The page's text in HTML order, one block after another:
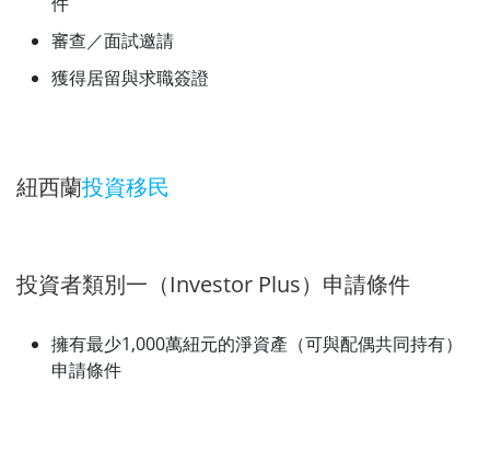
審查／面試邀請
獲得居留與求職簽證
紐西蘭投資移民
投資者類別一（Investor Plus）申請條件
擁有最少1,000萬紐元的淨資產（可與配偶共同持有）
申請條件